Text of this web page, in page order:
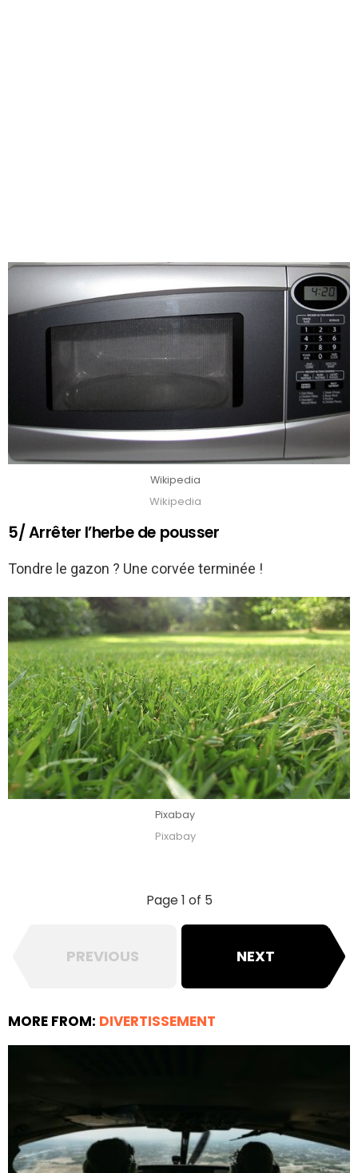
Wikipedia
Wikipedia
5/ Arrêter l’herbe de pousser
Tondre le gazon ? Une corvée terminée !
Pixabay
Pixabay
Page 1 of 5
PREVIOUS NEXT
MORE FROM: DIVERTISSEMENT